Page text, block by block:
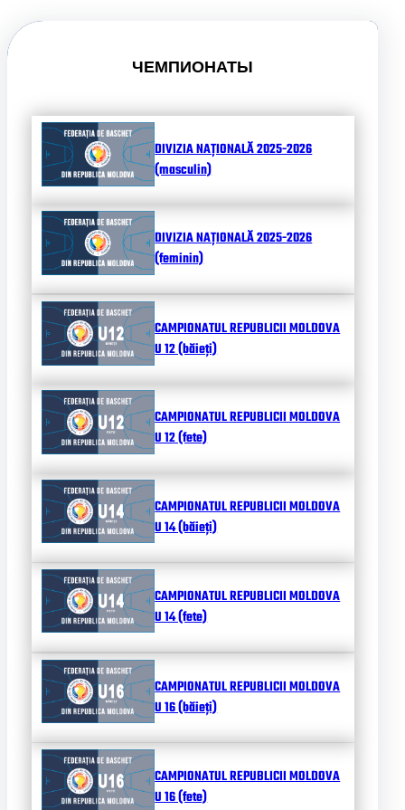
ЧЕМПИОНАТЫ
DIVIZIA NAȚIONALĂ 2025-2026
(masculin)
DIVIZIA NAȚIONALĂ 2025-2026
(feminin)
CAMPIONATUL REPUBLICII MOLDOVA
U 12 (băieți)
CAMPIONATUL REPUBLICII MOLDOVA
U 12 (fete)
CAMPIONATUL REPUBLICII MOLDOVA
U 14 (băieți)
CAMPIONATUL REPUBLICII MOLDOVA
U 14 (fete)
CAMPIONATUL REPUBLICII MOLDOVA
U 16 (băieți)
CAMPIONATUL REPUBLICII MOLDOVA
U 16 (fete)